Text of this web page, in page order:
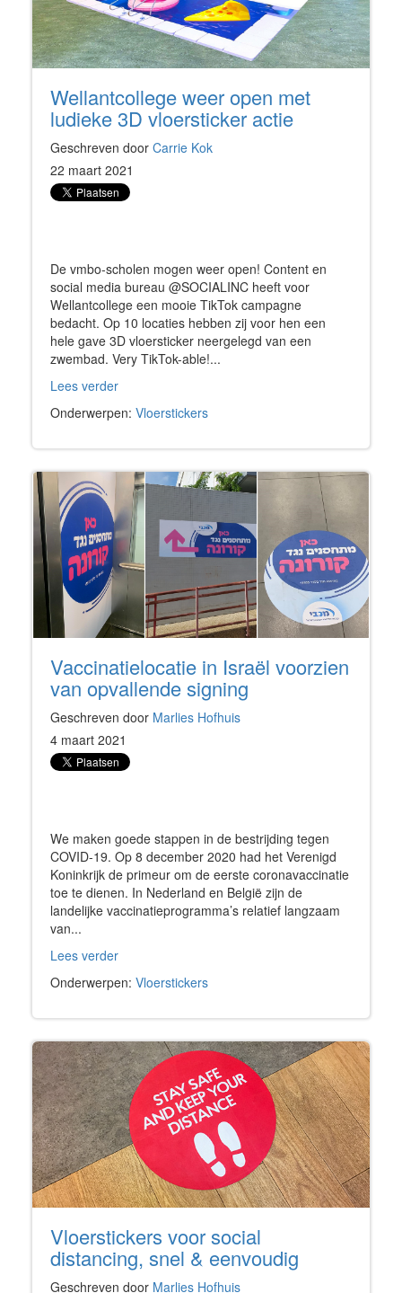
Wellantcollege weer open met
ludieke 3D vloersticker actie
Geschreven door Carrie Kok
22 maart 2021
De vmbo-scholen mogen weer open! Content en
social media bureau @SOCIALINC heeft voor
Wellantcollege een mooie TikTok campagne
bedacht. Op 10 locaties hebben zij voor hen een
hele gave 3D vloersticker neergelegd van een
zwembad. Very TikTok-able!...
Lees verder
Onderwerpen: Vloerstickers
Vaccinatielocatie in Israël voorzien
van opvallende signing
Geschreven door Marlies Hofhuis
4 maart 2021
We maken goede stappen in de bestrijding tegen
COVID-19. Op 8 december 2020 had het Verenigd
Koninkrijk de primeur om de eerste coronavaccinatie
toe te dienen. In Nederland en België zijn de
landelijke vaccinatieprogramma’s relatief langzaam
van...
Lees verder
Onderwerpen: Vloerstickers
Vloerstickers voor social
distancing, snel & eenvoudig
Geschreven door Marlies Hofhuis